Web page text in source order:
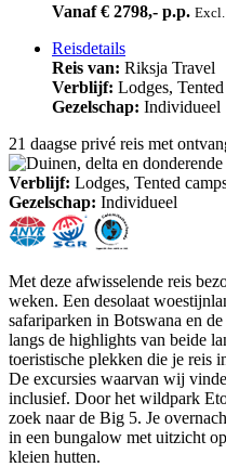
Vanaf € 2798,- p.p.
Reisdetails
Reis van: Riksja Travel
Verblijf: Lodges,
Gezelschap: Individueel
21 daagse privé reis met
Verblijf: Lodges, Tented
Gezelschap: Individueel
Met deze afwisselende reis
weken. Een desolaat
safariparken in Botswana en
langs de highlights van beide
toeristische plekken die je reis
De excursies waarvan wij
inclusief. Door het wildpark
zoek naar de Big 5. Je
in een bungalow met uitzicht
kleien hutten.